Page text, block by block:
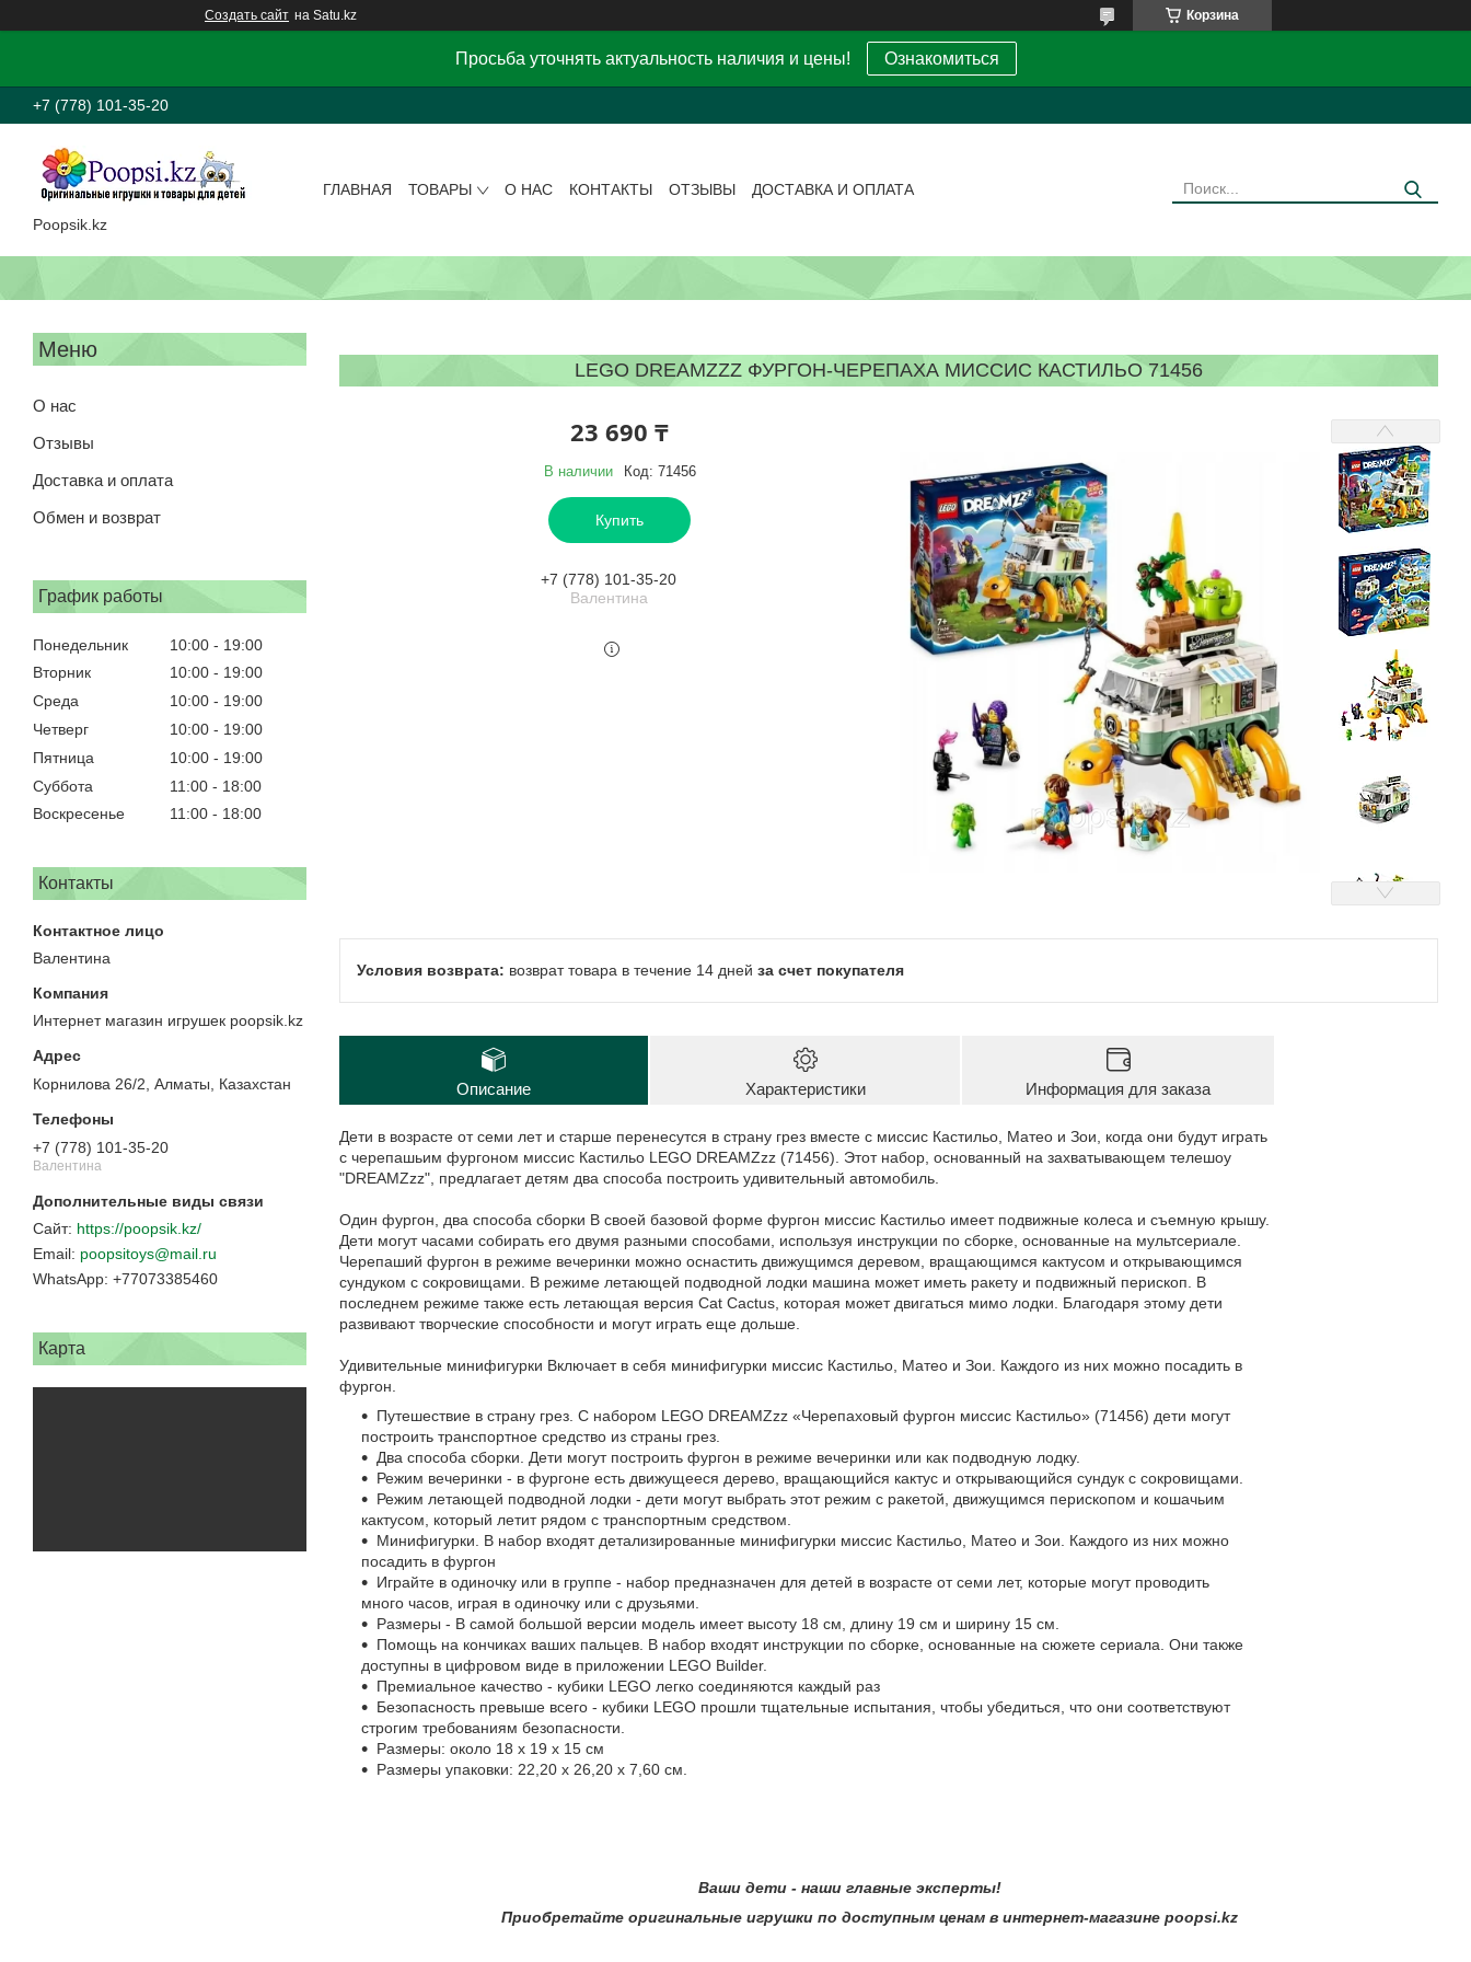
Создать сайт на Satu.kz Корзина
Просьба уточнять актуальность наличия и цены! Ознакомиться
+7 (778) 101-35-20
Poopsik.kz
ГЛАВНАЯ ТОВАРЫ О НАС КОНТАКТЫ ОТЗЫВЫ ДОСТАВКА И ОПЛАТА
О нас
Отзывы
Доставка и оплата
Обмен и возврат
График работы
Понедельник 10:00
19:00
Вторник
10:00
19:00
Среда
10:00
19:00
Четверг
10:00
19:00
Пятница
10:00
19:00
Суббота
11:00
18:00
Воскресенье
11:00 18:00
Контакты
Валентина
Интернет магазин игрушек poopsik.kz
Корнилова 26/2, Алматы, Казахстан
+7 (778) 101-35-20
Валентина
https://poopsik.kz/
poopsitoys@mail.ru
+77073385460
Карта
LEGO DREAMZZZ ФУРГОН-ЧЕРЕПАХА МИССИС КАСТИЛЬО 71456
23 690 ₸
В наличии Код: 71456
Купить
+7 (778) 101-35-20
Валентина
возврат товара в течение 14 дней за счет покупателя
Описание Характеристики Информация для заказа
Дети в возрасте от семи лет и старше перенесутся в страну грез вместе с миссис Кастильо, Матео и Зои, когда они будут играть
с черепашьим фургоном миссис Кастильо LEGO DREAMZzz (71456). Этот набор, основанный на захватывающем телешоу
"DREAMZzz", предлагает детям два способа построить удивительный автомобиль.
Один фургон, два способа сборки В своей базовой форме фургон миссис Кастильо имеет подвижные колеса и съемную крышу.
Дети могут часами собирать его двумя разными способами, используя инструкции по сборке, основанные на мультсериале.
Черепаший фургон в режиме вечеринки можно оснастить движущимся деревом, вращающимся кактусом и открывающимся
сундуком с сокровищами. В режиме летающей подводной лодки машина может иметь ракету и подвижный перископ. В
последнем режиме также есть летающая версия Cat Cactus, которая может двигаться мимо лодки. Благодаря этому дети
развивают творческие способности и могут играть еще дольше.
Удивительные минифигурки Включает в себя минифигурки миссис Кастильо, Матео и Зои. Каждого из них можно посадить в
фургон.
Путешествие в страну грез. С набором LEGO DREAMZzz «Черепаховый фургон миссис Кастильо» (71456) дети могут
построить транспортное средство из страны грез.
Два способа сборки. Дети могут построить фургон в режиме вечеринки или как подводную лодку.
Режим вечеринки - в фургоне есть движущееся дерево, вращающийся кактус и открывающийся сундук с сокровищами.
Режим летающей подводной лодки - дети могут выбрать этот режим с ракетой, движущимся перископом и кошачьим
кактусом, который летит рядом с транспортным средством.
Минифигурки. В набор входят детализированные минифигурки миссис Кастильо, Матео и Зои. Каждого из них можно
посадить в фургон
Играйте в одиночку или в группе - набор предназначен для детей в возрасте от семи лет, которые могут проводить
много часов, играя в одиночку или с друзьями.
Размеры - В самой большой версии модель имеет высоту 18 см, длину 19 см и ширину 15 см.
Помощь на кончиках ваших пальцев. В набор входят инструкции по сборке, основанные на сюжете сериала. Они также
доступны в цифровом виде в приложении LEGO Builder.
Премиальное качество - кубики LEGO легко соединяются каждый раз
Безопасность превыше всего - кубики LEGO прошли тщательные испытания, чтобы убедиться, что они соответствуют
строгим требованиям безопасности.
Размеры: около 18 х 19 х 15 см
Размеры упаковки: 22,20 х 26,20 х 7,60 см.
Ваши дети - наши главные эксперты!
Приобретайте оригинальные игрушки по доступным ценам в интернет-магазине poopsi.kz